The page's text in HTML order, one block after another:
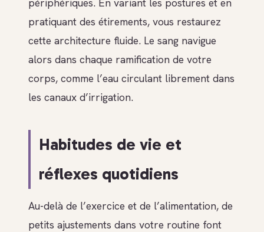
périphériques. En variant les postures et en
pratiquant des étirements, vous restaurez
cette architecture fluide. Le sang navigue
alors dans chaque ramification de votre
corps, comme l’eau circulant librement dans
les canaux d’irrigation.
Habitudes de vie et
réflexes quotidiens
Au-delà de l’exercice et de l’alimentation, de
petits ajustements dans votre routine font